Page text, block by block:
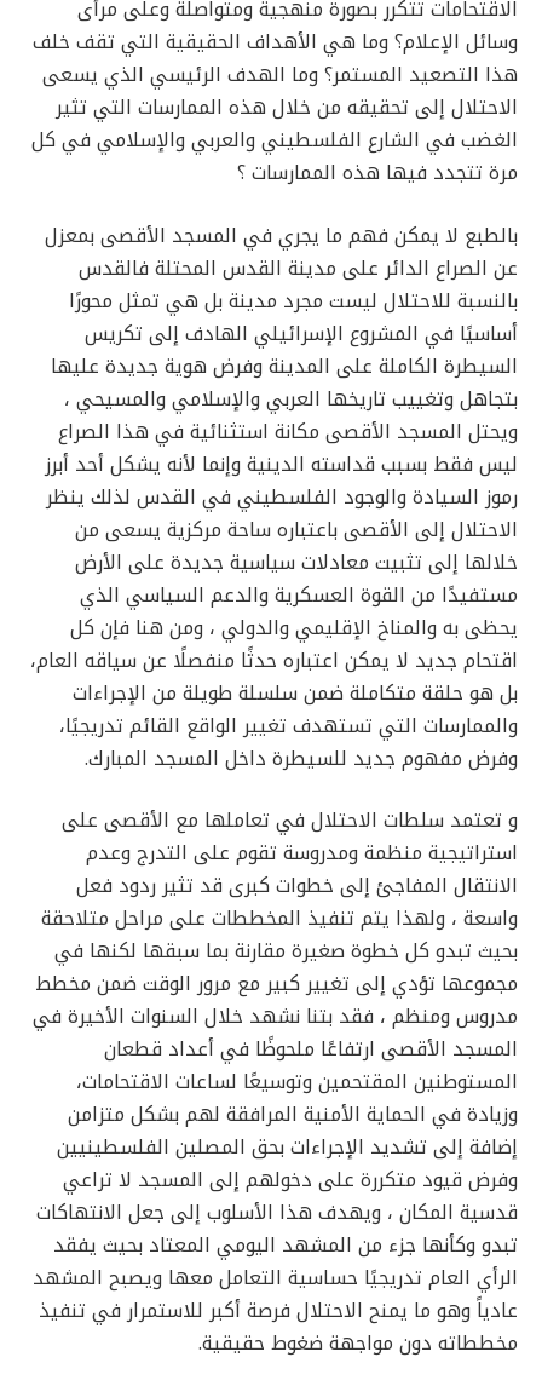
الاقتحامات تتكرر بصورة منهجية ومتواصلة وعلى مرأى
وسائل الإعلام؟ وما هي الأهداف الحقيقية التي تقف خلف
هذا التصعيد المستمر؟ وما الهدف الرئيسي الذي يسعى
الاحتلال إلى تحقيقه من خلال هذه الممارسات التي تثير
الغضب في الشارع الفلسطيني والعربي والإسلامي في كل
مرة تتجدد فيها هذه الممارسات ؟
بالطبع لا يمكن فهم ما يجري في المسجد الأقصى بمعزل
عن الصراع الدائر على مدينة القدس المحتلة فالقدس
بالنسبة للاحتلال ليست مجرد مدينة بل هي تمثل محورًا
أساسيًا في المشروع الإسرائيلي الهادف إلى تكريس
السيطرة الكاملة على المدينة وفرض هوية جديدة عليها
بتجاهل وتغييب تاريخها العربي والإسلامي والمسيحي ،
ويحتل المسجد الأقصى مكانة استثنائية في هذا الصراع
ليس فقط بسبب قداسته الدينية وإنما لأنه يشكل أحد أبرز
رموز السيادة والوجود الفلسطيني في القدس لذلك ينظر
الاحتلال إلى الأقصى باعتباره ساحة مركزية يسعى من
خلالها إلى تثبيت معادلات سياسية جديدة على الأرض
مستفيدًا من القوة العسكرية والدعم السياسي الذي
يحظى به والمناخ الإقليمي والدولي ، ومن هنا فإن كل
اقتحام جديد لا يمكن اعتباره حدثًا منفصلًا عن سياقه العام،
بل هو حلقة متكاملة ضمن سلسلة طويلة من الإجراءات
والممارسات التي تستهدف تغيير الواقع القائم تدريجيًا،
وفرض مفهوم جديد للسيطرة داخل المسجد المبارك.
و تعتمد سلطات الاحتلال في تعاملها مع الأقصى على
استراتيجية منظمة ومدروسة تقوم على التدرج وعدم
الانتقال المفاجئ إلى خطوات كبرى قد تثير ردود فعل
واسعة ، ولهذا يتم تنفيذ المخططات على مراحل متلاحقة
بحيث تبدو كل خطوة صغيرة مقارنة بما سبقها لكنها في
مجموعها تؤدي إلى تغيير كبير مع مرور الوقت ضمن مخطط
مدروس ومنظم ، فقد بتنا نشهد خلال السنوات الأخيرة في
المسجد الأقصى ارتفاعًا ملحوظًا في أعداد قطعان
المستوطنين المقتحمين وتوسيعًا لساعات الاقتحامات،
وزيادة في الحماية الأمنية المرافقة لهم بشكل متزامن
إضافة إلى تشديد الإجراءات بحق المصلين الفلسطينيين
وفرض قيود متكررة على دخولهم إلى المسجد لا تراعي
قدسية المكان ، ويهدف هذا الأسلوب إلى جعل الانتهاكات
تبدو وكأنها جزء من المشهد اليومي المعتاد بحيث يفقد
الرأي العام تدريجيًا حساسية التعامل معها ويصبح المشهد
عادياً وهو ما يمنح الاحتلال فرصة أكبر للاستمرار في تنفيذ
مخططاته دون مواجهة ضغوط حقيقية.